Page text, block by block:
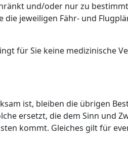
und/oder nur zu
jeweiligen Fähr- und
für Sie keine medizinische
ist, bleiben die übrigen
ersetzt, die dem Sinn und
kommt. Gleiches gilt für